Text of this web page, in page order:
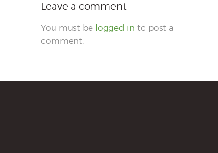
Leave a comment
You must be logged in to post a
comment.